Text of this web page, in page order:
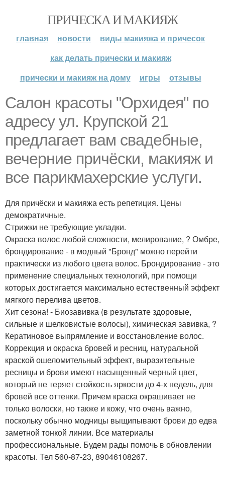
ПРИЧЕСКА И МАКИЯЖ
главная новости
виды макияжа и причесок
как делать прически и макияж
прически и макияж на дому
игры отзывы
Салон красоты "Орхидея" по
адресу ул. Крупской 21
предлагает вам свадебные,
вечерние причёски, макияж и
все парикмахерские услуги.
Для причёски и макияжа есть репетиция. Цены
демократичные.
Стрижки не требующие укладки.
Окраска волос любой сложности, мелирование, ? Омбре,
брондирование - в модный "Бронд" можно перейти
практически из любого цвета волос. Брондирование - это
применение специальных технологий, при помощи
которых достигается максимально естественный эффект
мягкого перелива цветов.
Хит сезона! - Биозавивка (в результате здоровые,
сильные и шелковистые волосы), химическая завивка, ?
Кератиновое выпрямление и восстановление волос.
Коррекция и окраска бровей и ресниц, натуральной
краской ошеломительный эффект, выразительные
ресницы и брови имеют насыщенный черный цвет,
который не теряет стойкость яркости до 4-х недель, для
бровей все оттенки. Причем краска окрашивает не
только волоски, но также и кожу, что очень важно,
поскольку обычно модницы выщипывают брови до едва
заметной тонкой линии. Все материалы
профессиональные. Будем рады помочь в обновлении
красоты. Тел 560-87-23, 89046108267.